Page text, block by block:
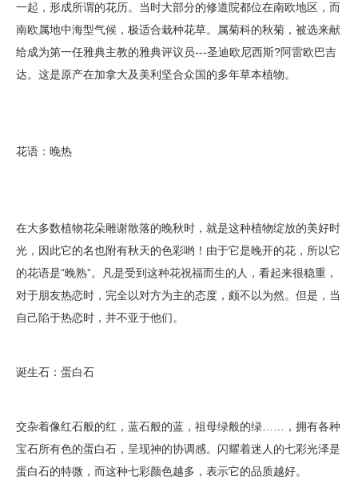
一起，形成所谓的花历。当时大部分的修道院都位在南欧地区，而
南欧属地中海型气候，极适合栽种花草。属菊科的秋菊，被选来献
给成为第一任雅典主教的雅典评议员---圣迪欧尼西斯?阿雷欧巴吉
达。这是原产在加拿大及美利坚合众国的多年草本植物。
花语：晚热
在大多数植物花朵雕谢散落的晚秋时，就是这种植物绽放的美好时
光，因此它的名也附有秋天的色彩哟！由于它是晚开的花，所以它
的花语是“晚熟”。凡是受到这种花祝福而生的人，看起来很稳重，
对于朋友热恋时，完全以对方为主的态度，颇不以为然。但是，当
自己陷于热恋时，并不亚于他们。
诞生石：蛋白石
交杂着像红石般的红，蓝石般的蓝，祖母绿般的绿……，拥有各种
宝石所有色的蛋白石，呈现神的协调感。闪耀着迷人的七彩光泽是
蛋白石的特微，而这种七彩颜色越多，表示它的品质越好。